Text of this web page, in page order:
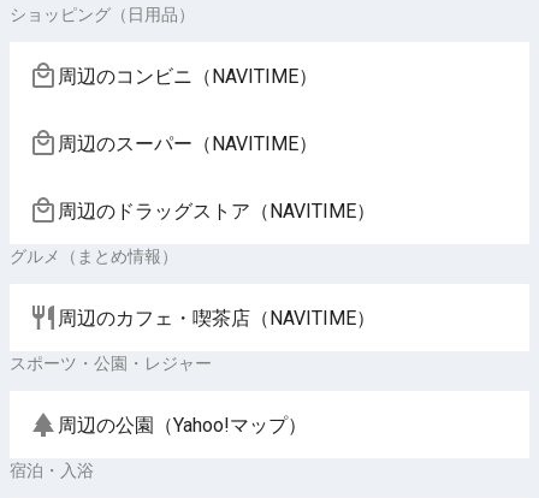
ショッピング（日用品）
周辺のコンビニ（NAVITIME）
周辺のスーパー（NAVITIME）
周辺のドラッグストア（NAVITIME）
グルメ（まとめ情報）
周辺のカフェ・喫茶店（NAVITIME）
スポーツ・公園・レジャー
周辺の公園（Yahoo!マップ）
宿泊・入浴